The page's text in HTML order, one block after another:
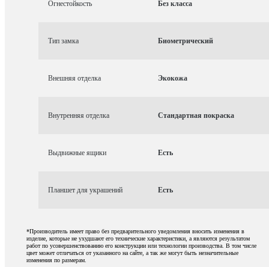
Огнестойкость Без класса
Тип замка Биометрический
Внешняя отделка Экокожа
Внутренняя отделка Стандартная покраска
Выдвижные ящики Есть
Планшет для украшений Есть
*Производитель имеет право без предварительного уведомления вносить изменения в
изделие, которые не ухудшают его технические характеристики, а являются результатом
работ по усовершенствованию его конструкции или технологии производства. В том числе
цвет может отличаться от указанного на сайте, а так же могут быть незначительные
изменения по размерам.